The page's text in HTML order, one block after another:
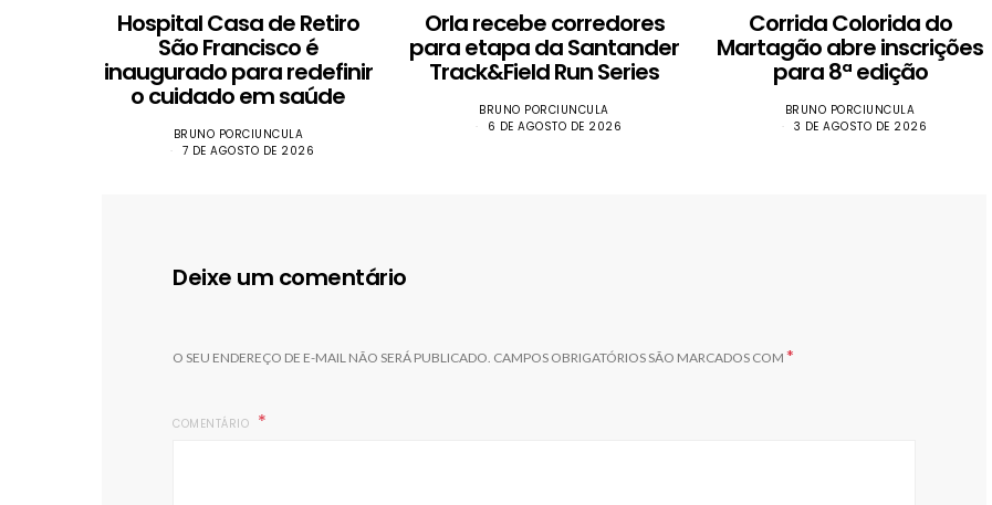
Hospital Casa de Retiro
São Francisco é
inaugurado para redefinir
o cuidado em saúde
BRUNO PORCIUNCULA
7 DE AGOSTO DE 2026
Orla recebe corredores
para etapa da Santander
Track&Field Run Series
BRUNO PORCIUNCULA
6 DE AGOSTO DE 2026
Corrida Colorida do
Martagão abre inscrições
para 8ª edição
BRUNO PORCIUNCULA
3 DE AGOSTO DE 2026
Deixe um comentário
O SEU ENDEREÇO DE E-MAIL NÃO SERÁ PUBLICADO. CAMPOS OBRIGATÓRIOS SÃO MARCADOS COM *
COMENTÁRIO